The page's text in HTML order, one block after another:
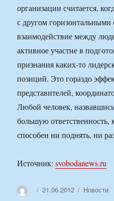
организации считается,
с другом горизонтальными
взаимодействие между
активное участие в
признания каких-то
позиций. Это гораздо
представителей,
Любой человек,
большую
способен ни поднять, ни
Источник:svobodanews.ru
АвторОпубликовано
21.06.2012 Рубрики
Новости